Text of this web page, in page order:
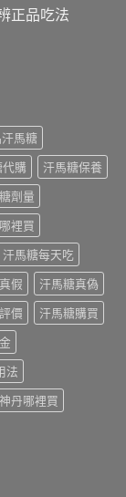
正品吃法
馬糖
購
汗馬糖保養
劑量
裡買
汗馬糖每天吃
假
汗馬糖真偽
價
汗馬糖購買
法
丹哪裡買